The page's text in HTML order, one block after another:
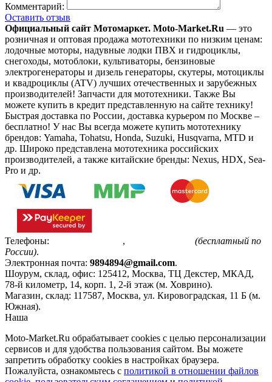
Комментарий:
Оставить отзыв
Официальный сайт Мотомаркет. Moto-Market.Ru — это
розничная и оптовая продажа мототехники по низким ценам:
лодочные моторы, надувные лодки ПВХ и гидроциклы,
снегоходы, мотоблоки, культиваторы, бензиновые
электрогенераторы и дизель генераторы, скутеры, мотоциклы
и квадроциклы (ATV) лучших отечественных и зарубежных
производителей! Запчасти для мототехники. Также Вы
можете купить в кредит представленную на сайте технику!
Быстрая доставка по России, доставка курьером по Москве –
бесплатно! У нас Вы всегда можете купить мототехнику
брендов: Yamaha, Tohatsu, Honda, Suzuki, Husqvarna, MTD и
др. Широко представлена мототехника российских
производителей, а также китайские бренды: Nexus, HDX, Sea-
Pro и др.
Телефоны: ,
(бесплатный по
России).
Электронная почта: 9894894@gmail.com.
Шоурум, склад, офис: 125412, Москва, ТЦ Декстер, МКАД,
78-й километр, 14, корп. 1, 2-й этаж (м. Ховрино).
Магазин, склад: 117587, Москва, ул. Кировоградская, 11 Б (м.
Южная).
Наша
Moto-Market.Ru обрабатывает сookies с целью персонализации
сервисов и для удобства пользования сайтом. Вы можете
запретить обработку сookies в настройках браузера.
Пожалуйста, ознакомьтесь с политикой в отношении файлов